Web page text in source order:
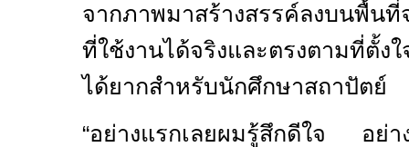
จากภาพมาสร้างสรรค์ลงบนพื้น
ที่ใช้งานได้จริงและตรงตามที่ตั้ง
ได้ยากสำหรับนักศึกษาสถาปัตย์
“อย่างแรกเลยผมรู้สึกดีใจ อย่